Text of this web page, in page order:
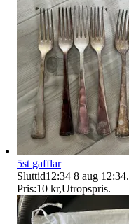
5st gafflar
Sluttid12:34 8 aug 12:34.
Pris:10 kr,Utropspris.